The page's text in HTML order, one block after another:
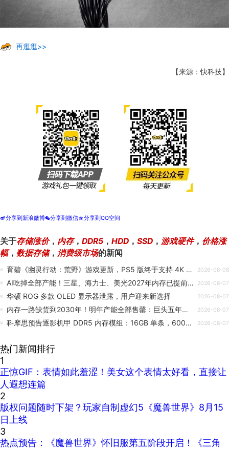
再逛逛>>
【来源：快科技】
t分享到新浪微博w分享到微信z分享到QQ空间
关于存储涨价， 内存， DDR5 ， HDD ， SSD ， 游戏硬件， 价格涨
幅， 数据存储， 消费级市场的新闻
育碧《幽灵行动：荒野》游戏更新，PS5 版终于支持 4K 60FPS 2026-08-08
AI吃掉全部产能！三星、海力士、美光2027年内存已提前卖光 2026-08-07
华硕 ROG 多款 OLED 显示器泄露，用户迎来新选择 2026-08-07
内存一路缺货到2030年！明年产能全部售罄：巨头五年长约锁死产能 2026-08-07
科摩思预告逐影机甲 DDR5 内存模组：16GB 单条，6000MT/s CL28 2026-08-07
热门新闻排行
1
正惊GIF：表情如此羞涩！美女这个表情太好看，直接让
人遐想连篇
2
版权问题随时下架？玩家自制虚幻5《魔兽世界》8月15
日上线
3
热点预告：《魔兽世界》怀旧服第五阶段开启！《三角